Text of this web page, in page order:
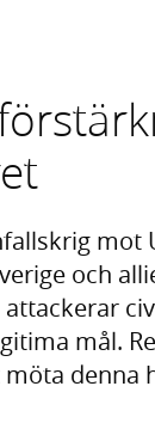
och
mål.
denna